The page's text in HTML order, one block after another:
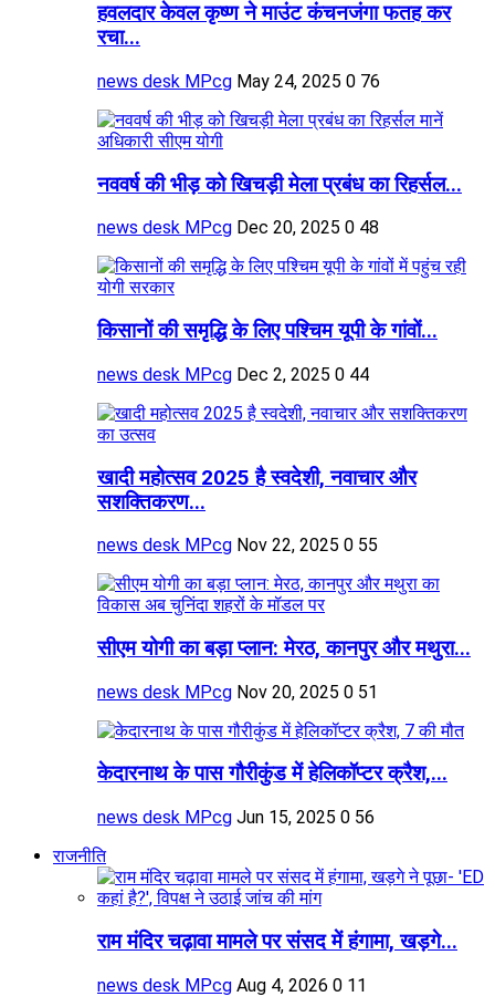
हवलदार केवल कृष्ण ने माउंट कंचनजंगा फतह कर
रचा...
news desk MPcg May 24, 2025 0 76
नववर्ष की भीड़ को खिचड़ी मेला प्रबंध का रिहर्सल...
news desk MPcg Dec 20, 2025 0 48
किसानों की समृद्धि के लिए पश्चिम यूपी के गांवों...
news desk MPcg Dec 2, 2025 0 44
खादी महोत्सव 2025 है स्वदेशी, नवाचार और
सशक्तिकरण...
news desk MPcg Nov 22, 2025 0 55
सीएम योगी का बड़ा प्लान: मेरठ, कानपुर और मथुरा...
news desk MPcg Nov 20, 2025 0 51
केदारनाथ के पास गौरीकुंड में हेलिकॉप्टर क्रैश,...
news desk MPcg Jun 15, 2025 0 56
राजनीति
राम मंदिर चढ़ावा मामले पर संसद में हंगामा, खड़गे...
news desk MPcg Aug 4, 2026 0 11